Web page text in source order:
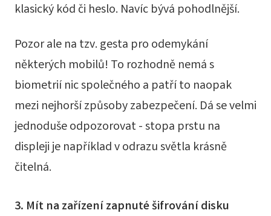
klasický kód či heslo. Navíc bývá pohodlnější.
Pozor ale na tzv. gesta pro odemykání
některých mobilů! To rozhodně nemá s
biometrií nic společného a patří to naopak
mezi nejhorší způsoby zabezpečení. Dá se velmi
jednoduše odpozorovat - stopa prstu na
displeji je například v odrazu světla krásně
čitelná.
3. Mít na zařízení zapnuté šifrování disku